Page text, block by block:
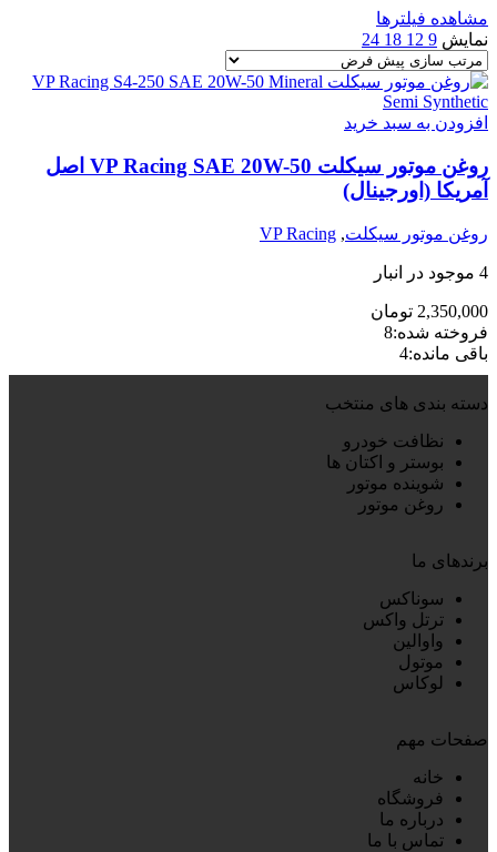
مشاهده فیلترها
نمایش 9
12
18
24
افزودن به سبد خرید
روغن موتور سیکلت VP Racing SAE 20W-50 اصل
آمریکا (اورجینال)
روغن موتور سیکلت,
VP Racing
4 موجود در انبار
2,350,000 تومان
فروخته شده:8
باقی مانده:4
دسته بندی های منتخب
نظافت خودرو
بوستر و اکتان ها
شوینده موتور
روغن موتور
برندهای ما
سوناکس
ترتل واکس
واوالین
موتول
لوکاس
صفحات مهم
خانه
فروشگاه
درباره ما
تماس با ما